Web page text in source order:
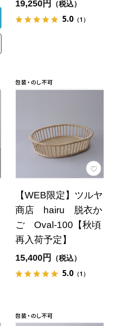
19,250円 （税込）
5.0（1）
【WEB限定】ツルヤ
商店 hairu 脱衣か
ご Oval-100【秋頃
再入荷予定】
15,400円 （税込）
5.0（1）